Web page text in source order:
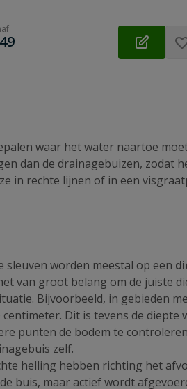
waar het water naartoe
dan de drainagebuizen, zodat
in rechte lijnen of in een
sleuven worden meestal op een
van groot belang om de juiste
Bijvoorbeeld, in gebieden
Dit is tevens de diepte
punten de bodem te
zelf.
helling hebben richting het
buis, maar actief wordt